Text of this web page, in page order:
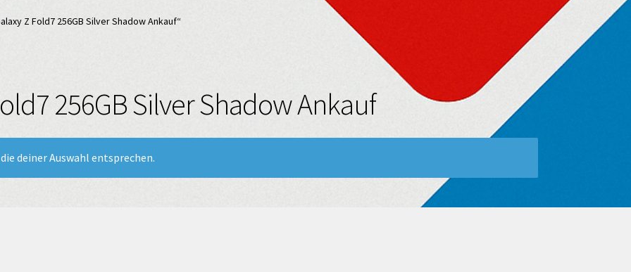
Z Fold7 256GB Silver Shadow Ankauf“
256GB Silver Shadow Ankauf
deiner Auswahl entsprechen.